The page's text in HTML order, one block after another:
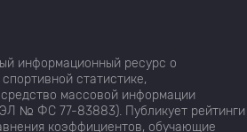
информационный ресурс о
статистике,
массовой информации
№ ФС 77-83883). Публикует рейтинги
коэффициентов, обучающие